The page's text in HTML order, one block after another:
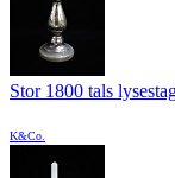
Stor 1800 tals
K&Co.